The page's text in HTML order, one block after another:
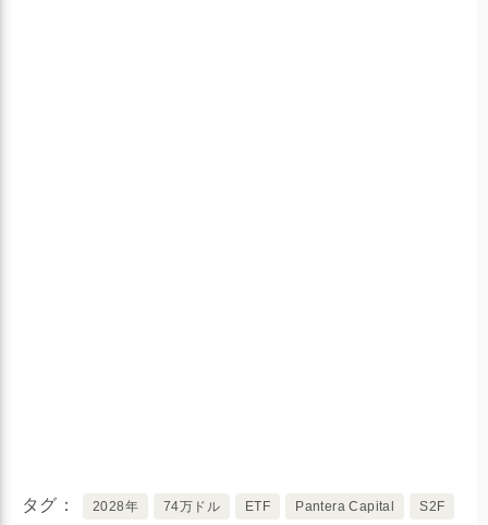
タグ 2028年 74万ドル ETF Pantera Capital S2F